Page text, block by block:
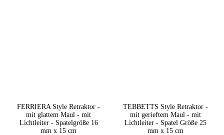
FERRIERA Style Retraktor -
mit glattem Maul - mit
Lichtleiter - Spatelgröße 16
mm x 15 cm
TEBBETTS Style Retraktor -
mit gerieftem Maul - mit
Lichtleiter - Spatel Größe 25
mm x 15 cm